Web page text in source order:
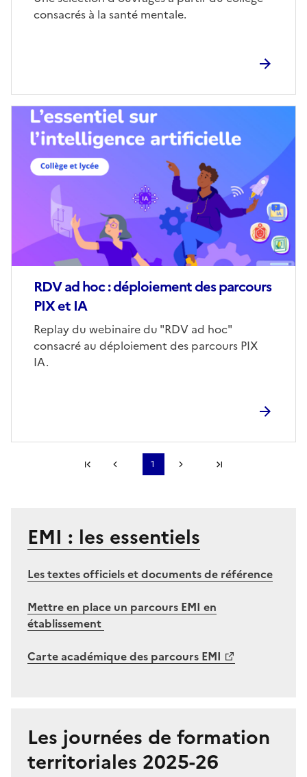
consacrés à la santé mentale.
RDV ad hoc : déploiement des parcours
PIX et IA
Corps
Replay du webinaire du "RDV ad hoc"
consacré au déploiement des parcours PIX
IA.
Image
couverture
(conseillée)
Première page
Page précédente
1
Page suivanteDernière page
EMI : les essentiels
Les textes officiels et documents de référence
Mettre en place un parcours EMI en
établissement
Carte académique des parcours EMI
Les journées de formation
territoriales 2025-26